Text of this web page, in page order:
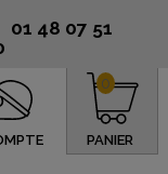
01 48 07 51
PANIER
0